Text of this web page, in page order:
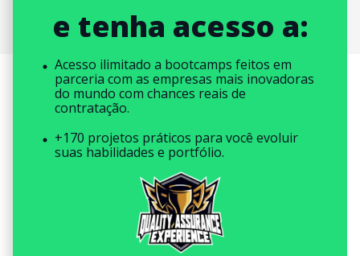
e tenha acesso a:
Acesso ilimitado a bootcamps feitos em
parceria com as empresas mais inovadoras
do mundo com chances reais de
contratação.
+170 projetos práticos para você evoluir
suas habilidades e portfólio.